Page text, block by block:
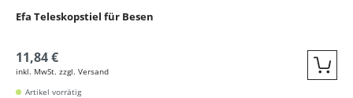
Efa Teleskopstiel für Besen
11,84 €
inkl. MwSt. zzgl. Versand
Artikel vorrätig